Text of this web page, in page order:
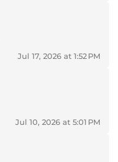
Jul 17, 2026 at 1:52 PM
Jul 10, 2026 at 5:01 PM